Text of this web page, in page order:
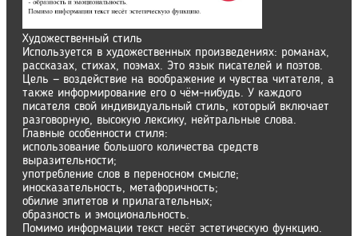
Художественный стиль
Используется в художественных произведениях: романах,
рассказах, стихах, поэмах. Это язык писателей и поэтов.
Цель — воздействие на воображение и чувства читателя, а
также информирование его о чём-нибудь. У каждого
писателя свой индивидуальный стиль, который включает
разговорную, высокую лексику, нейтральные слова.
Главные особенности стиля:
использование большого количества средств
выразительности;
употребление слов в переносном смысле;
иносказательность, метафоричность;
обилие эпитетов и прилагательных;
образность и эмоциональность.
Помимо информации текст несёт эстетическую функцию.